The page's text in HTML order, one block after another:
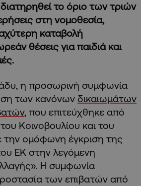
το όριο των τριών
στη νομοθεσία,
καταβολή
θέσεις για παιδιά και
η προσωρινή συμφωνία
των κανόνων δικαιωμάτων
, που επιτεύχθηκε από
Κοινοβουλίου και του
την ομόφωνη έγκριση της
ΕΚ στην λεγόμενη
Η συμφωνία
των επιβατών από